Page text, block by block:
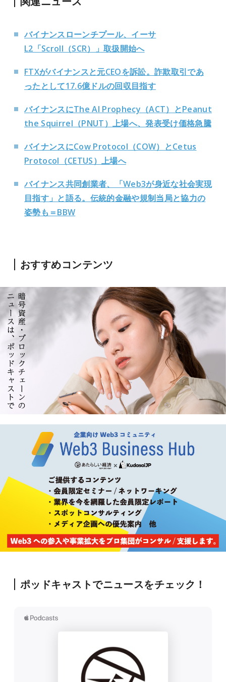
バイナンスローンチプール、イーサ
L2「Scroll（SCR）」取扱開始へ
FTXがバイナンスと元CEOを訴訟。詐欺取引であ
ったとして17.6億ドルの回収目指す
バイナンスにThe AI Prophecy（ACT）とPeanut
the Squirrel（PNUT）上場へ、発表受け価格急騰
バイナンスにCow Protocol（COW）とCetus
Protocol（CETUS）上場へ
バイナンス共同創業者、「Web3が身近な社会実現
目指す」と語る。伝統的金融や規制当局と協力の
姿勢も＝BBW
おすすめコンテンツ
ポッドキャストでニュースをチェック！